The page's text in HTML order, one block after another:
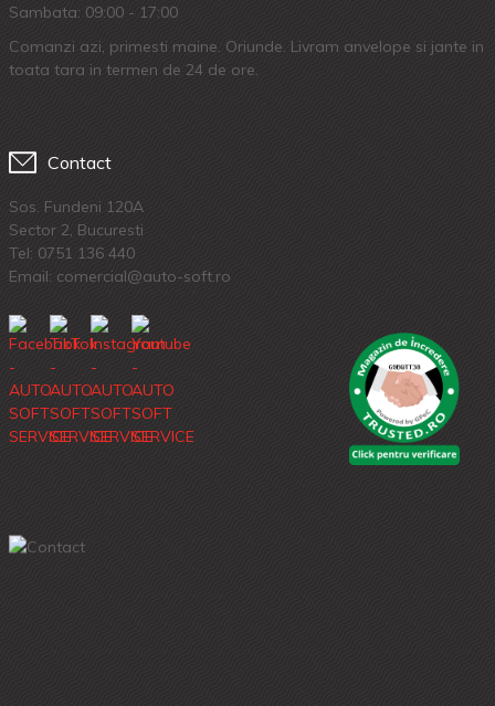
Sambata: 09:00 - 17:00
Comanzi azi, primesti maine. Oriunde. Livram anvelope si jante in
toata tara in termen de 24 de ore.
Contact
Sos. Fundeni 120A
Sector 2, Bucuresti
Tel: 0751 136 440
Email: comercial@auto-soft.ro